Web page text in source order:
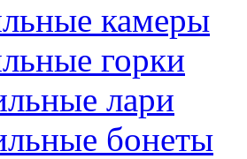
камеры
горки
лари
бонеты